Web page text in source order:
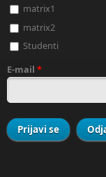
matrix1
matrix2
Studenti
E-mail *